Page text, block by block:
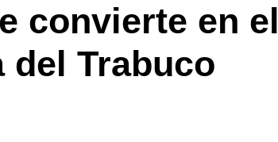
convierte en
del Trabuco